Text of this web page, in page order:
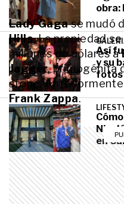
Lady Gagase mudó
Hills. La propiedad
millones de dólares a
Jagger, primogénita
stone. Anteriormente
Frank Zappa.
obra:
Así
y su
fotos
en
tras
en